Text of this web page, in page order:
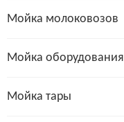
Мойка молоковозов
Мойка оборудования
Мойка тары